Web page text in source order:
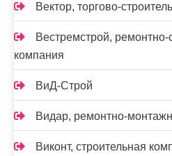
Вектор, торгово-
Вестремстрой, ремонтно-
компания
ВиД-Строй
Видар, ремонтно-
Виконт, строительная